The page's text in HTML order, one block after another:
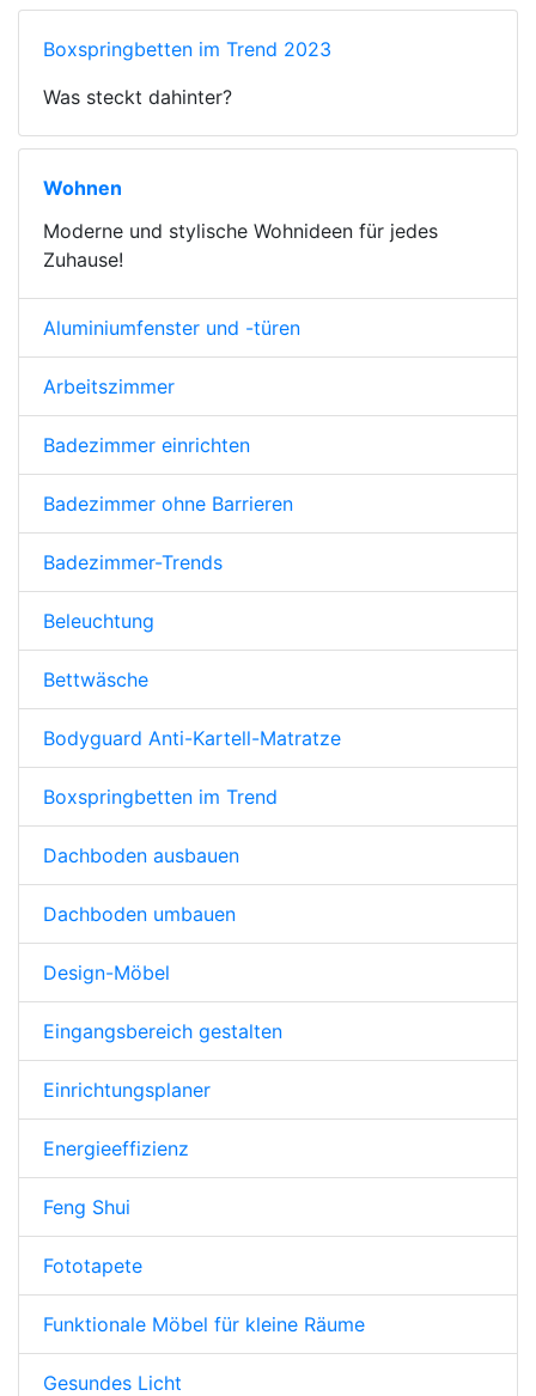
Boxspringbetten im Trend 2023
Was steckt dahinter?
Wohnen
Moderne und stylische Wohnideen für jedes
Zuhause!
Aluminiumfenster und -türen
Arbeitszimmer
Badezimmer einrichten
Badezimmer ohne Barrieren
Badezimmer-Trends
Beleuchtung
Bettwäsche
Bodyguard Anti-Kartell-Matratze
Boxspringbetten im Trend
Dachboden ausbauen
Dachboden umbauen
Design-Möbel
Eingangsbereich gestalten
Einrichtungsplaner
Energieeffizienz
Feng Shui
Fototapete
Funktionale Möbel für kleine Räume
Gesundes Licht